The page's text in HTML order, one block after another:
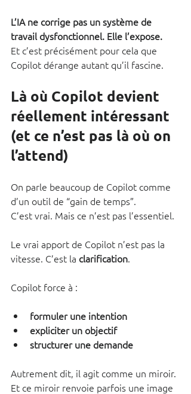
L’IA ne corrige pas un système de
travail dysfonctionnel. Elle l’expose.
Et c’est précisément pour cela que
Copilot dérange autant qu’il fascine.
Là où Copilot devient
réellement intéressant
(et ce n’est pas là où on
l’attend)
On parle beaucoup de Copilot comme
d’un outil de “gain de temps”.
C’est vrai. Mais ce n’est pas l’essentiel.
Le vrai apport de Copilot n’est pas la
vitesse. C’est la clarification.
Copilot force à :
formuler une intention
expliciter un objectif
structurer une demande
Autrement dit, il agit comme un miroir.
Et ce miroir renvoie parfois une image